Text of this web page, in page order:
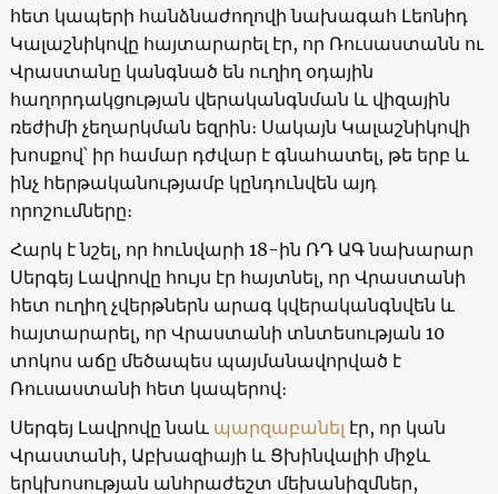
հետ կապերի հանձնաժողովի նախագահ Լեոնիդ
Կալաշնիկովը հայտարարել էր, որ Ռուսաստանն ու
Վրաստանը կանգնած են ուղիղ օդային
հաղորդակցության վերականգնման և վիզային
ռեժիմի չեղարկման եզրին։ Սակայն Կալաշնիկովի
խոսքով՝ իր համար դժվար է գնահատել, թե երբ և
ինչ հերթականությամբ կընդունվեն այդ
որոշումները։
Հարկ է նշել, որ հունվարի 18-ին ՌԴ ԱԳ նախարար
Սերգեյ Լավրովը հույս էր հայտնել, որ Վրաստանի
հետ ուղիղ չվերթներն արագ կվերականգնվեն և
հայտարարել, որ Վրաստանի տնտեսության 10
տոկոս աճը մեծապես պայմանավորված է
Ռուսաստանի հետ կապերով։
Սերգեյ Լավրովը նաև պարզաբանել էր, որ կան
Վրաստանի, Աբխազիայի և Ցխինվալիի միջև
երկխոսության անհրաժեշտ մեխանիզմներ,